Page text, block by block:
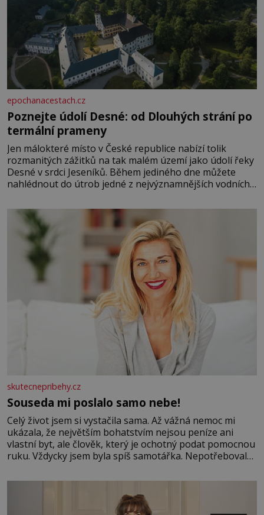
epochanacestach.cz
Poznejte údolí Desné: od Dlouhých strání po
termální prameny
Jen málokteré místo v České republice nabízí tolik
rozmanitých zážitků na tak malém území jako údolí řeky
Desné v srdci Jeseníků. Během jediného dne můžete
nahlédnout do útrob jedné z nejvýznamnějších vodních
se na koloběžce a den zakončit poznáváním památek ve
Velkých Losinách nebo v termálním
skutecnepribehy.cz
Souseda mi poslalo samo nebe!
Celý život jsem si vystačila sama. Až vážná nemoc mi
ukázala, že největším bohatstvím nejsou peníze ani
vlastní byt, ale člověk, který je ochotný podat pomocnou
ruku. Vždycky jsem byla spíš samotářka. Nepotřebovala
mi knihy, práce a hlavně klid. Hned po studiích jsem